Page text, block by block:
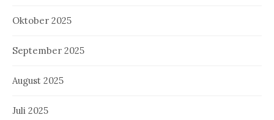
Oktober 2025
September 2025
August 2025
Juli 2025